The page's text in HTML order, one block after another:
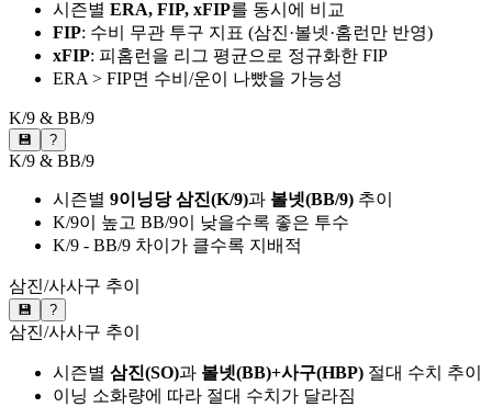
시즌별 ERA, FIP, xFIP를 동시에 비교
FIP: 수비 무관 투구 지표 (삼진·볼넷·홈런만 반영)
xFIP: 피홈런을 리그 평균으로 정규화한 FIP
ERA > FIP면 수비/운이 나빴을 가능성
K/9 & BB/9
💾 ?
K/9 & BB/9
시즌별 9이닝당 삼진(K/9)과 볼넷(BB/9) 추이
K/9이 높고 BB/9이 낮을수록 좋은 투수
K/9 - BB/9 차이가 클수록 지배적
삼진/사사구 추이
💾 ?
삼진/사사구 추이
시즌별 삼진(SO)과 볼넷(BB)+사구(HBP) 절대 수치 추이
이닝 소화량에 따라 절대 수치가 달라짐